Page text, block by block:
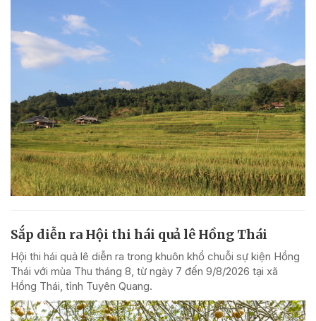
Sắp diễn ra Hội thi hái quả lê Hồng Thái
Hội thi hái quả lê diễn ra trong khuôn khổ chuỗi sự kiện Hồng
Thái với mùa Thu tháng 8, từ ngày 7 đến 9/8/2026 tại xã
Hồng Thái, tỉnh Tuyên Quang.